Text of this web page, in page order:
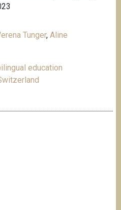
Tunger,Aline
education